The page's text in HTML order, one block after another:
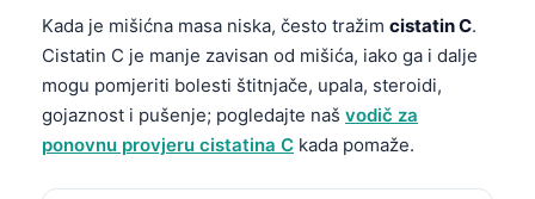
Kada je mišićna masa niska, često tražim cistatin C.
Cistatin C je manje zavisan od mišića, iako ga i dalje
mogu pomjeriti bolesti štitnjače, upala, steroidi,
gojaznost i pušenje; pogledajte naš vodič za
ponovnu provjeru cistatina C kada pomaže.
Eesti
日本語
Čeština
ქართული